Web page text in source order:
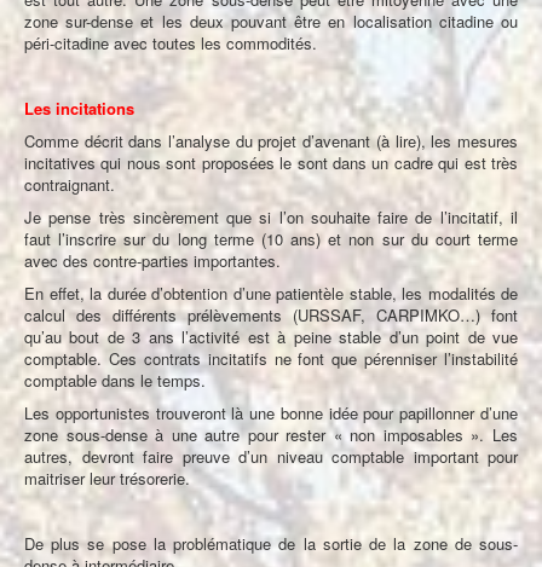
zone sur-dense et les deux pouvant être en localisation citadine ou
péri-citadine avec toutes les commodités.
Les incitations
Comme décrit dans l’analyse du projet d’avenant (à lire), les mesures
incitatives qui nous sont proposées le sont dans un cadre qui est très
contraignant.
Je pense très sincèrement que si l’on souhaite faire de l’incitatif, il
faut l’inscrire sur du long terme (10 ans) et non sur du court terme
avec des contre-parties importantes.
En effet, la durée d’obtention d’une patientèle stable, les modalités de
calcul des différents prélèvements (URSSAF, CARPIMKO…) font
qu’au bout de 3 ans l’activité est à peine stable d’un point de vue
comptable. Ces contrats incitatifs ne font que pérenniser l’instabilité
comptable dans le temps.
Les opportunistes trouveront là une bonne idée pour papillonner d’une
zone sous-dense à une autre pour rester « non imposables ». Les
autres, devront faire preuve d’un niveau comptable important pour
maitriser leur trésorerie.
De plus se pose la problématique de la sortie de la zone de sous-